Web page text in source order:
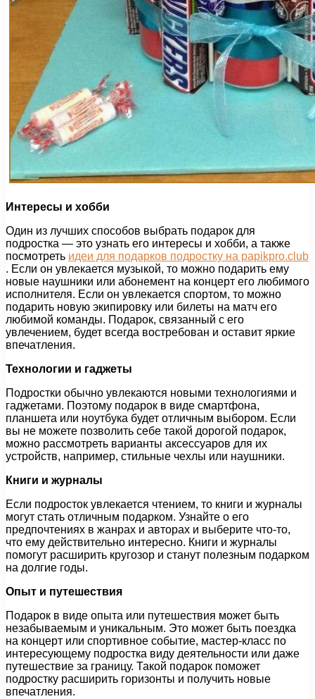
Интересы и хобби
Один из лучших способов выбрать подарок для
подростка — это узнать его интересы и хобби, а также
посмотреть идеи для подарков подростку на papikpro.club
. Если он увлекается музыкой, то можно подарить ему
новые наушники или абонемент на концерт его любимого
исполнителя. Если он увлекается спортом, то можно
подарить новую экипировку или билеты на матч его
любимой команды. Подарок, связанный с его
увлечением, будет всегда востребован и оставит яркие
впечатления.
Технологии и гаджеты
Подростки обычно увлекаются новыми технологиями и
гаджетами. Поэтому подарок в виде смартфона,
планшета или ноутбука будет отличным выбором. Если
вы не можете позволить себе такой дорогой подарок,
можно рассмотреть варианты аксессуаров для их
устройств, например, стильные чехлы или наушники.
Книги и журналы
Если подросток увлекается чтением, то книги и журналы
могут стать отличным подарком. Узнайте о его
предпочтениях в жанрах и авторах и выберите что-то,
что ему действительно интересно. Книги и журналы
помогут расширить кругозор и станут полезным подарком
на долгие годы.
Опыт и путешествия
Подарок в виде опыта или путешествия может быть
незабываемым и уникальным. Это может быть поездка
на концерт или спортивное событие, мастер-класс по
интересующему подростка виду деятельности или даже
путешествие за границу. Такой подарок поможет
подростку расширить горизонты и получить новые
впечатления.